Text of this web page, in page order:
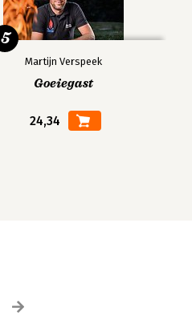
Martijn Verspeek
Goeiegast
24,34
5